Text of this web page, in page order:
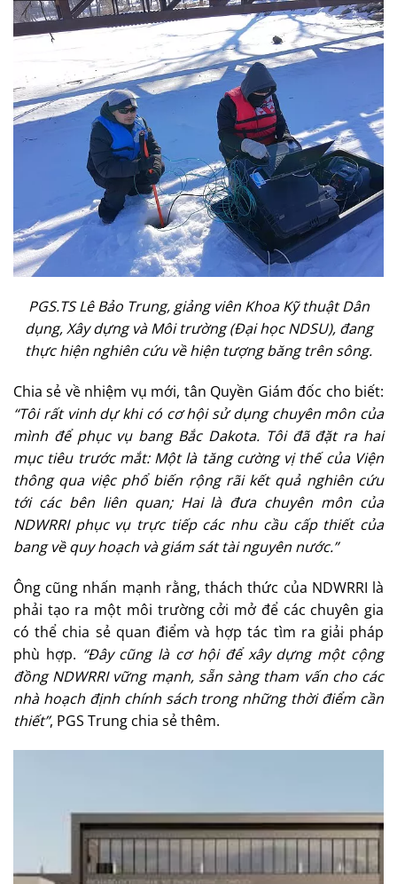
PGS.TS Lê Bảo Trung, giảng viên Khoa Kỹ thuật Dân
dụng, Xây dựng và Môi trường (Đại học NDSU), đang
thực hiện nghiên cứu về hiện tượng băng trên sông.
Chia sẻ về nhiệm vụ mới, tân Quyền Giám đốc cho biết:
“Tôi rất vinh dự khi có cơ hội sử dụng chuyên môn của
mình để phục vụ bang Bắc Dakota. Tôi đã đặt ra hai
mục tiêu trước mắt: Một là tăng cường vị thế của Viện
thông qua việc phổ biến rộng rãi kết quả nghiên cứu
tới các bên liên quan; Hai là đưa chuyên môn của
NDWRRI phục vụ trực tiếp các nhu cầu cấp thiết của
bang về quy hoạch và giám sát tài nguyên nước.”
Ông cũng nhấn mạnh rằng, thách thức của NDWRRI là
phải tạo ra một môi trường cởi mở để các chuyên gia
có thể chia sẻ quan điểm và hợp tác tìm ra giải pháp
phù hợp. “Đây cũng là cơ hội để xây dựng một cộng
đồng NDWRRI vững mạnh, sẵn sàng tham vấn cho các
nhà hoạch định chính sách trong những thời điểm cần
thiết”, PGS Trung chia sẻ thêm.